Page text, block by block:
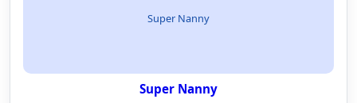
Super Nanny
Super Nanny